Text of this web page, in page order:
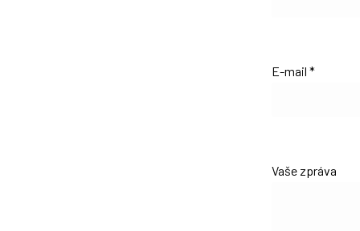
E-mail *
Vaše zpráva